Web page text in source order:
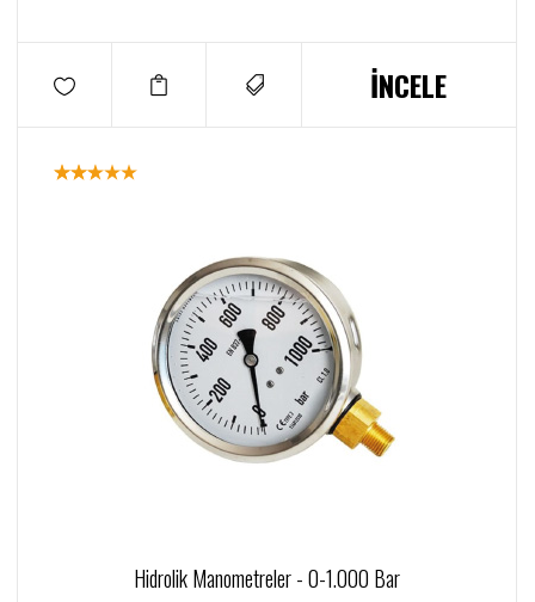
İNCELE
Hidrolik Manometreler - 0-1.000 Bar